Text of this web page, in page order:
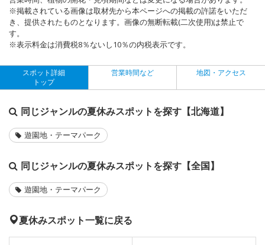
※掲載されている画像は取材先から本ページへの掲載の許諾をいただ
き、提供されたものとなります。画像の無断転載(二次使用)は禁止で
す。
※表示料金は消費税8％ないし10％の内税表示です。
スポット詳細
トップ
営業時間など 地図・アクセス
同じジャンルの夏休みスポットを探す【北海道】
遊園地・テーマパーク
同じジャンルの夏休みスポットを探す【全国】
遊園地・テーマパーク
夏休みスポット一覧に戻る